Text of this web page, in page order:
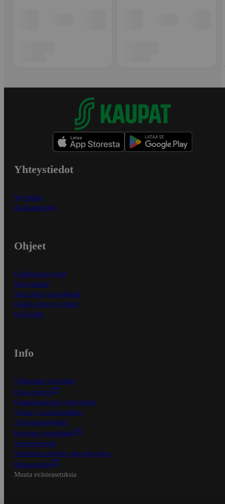
Yhteystiedot
Myymälät
Asiakaspalvelu
Ohjeet
Ensitilaajan ohjeet
Näin maksat
Näin tilaat ja muokkaat
Kaikki ohjeet ja vinkit
In English
Info
S-Business yrityksille
Oiva-raportit
Osuuskauppojen yhteystiedot
Tilaus- ja toimitusehdot
Tietosuojakäytäntö
Palvelun käyttöehdot
Saavutettavuus
Mobiilisovelluksen saavutettavuus
Mainostajalle
Muuta evästeasetuksia